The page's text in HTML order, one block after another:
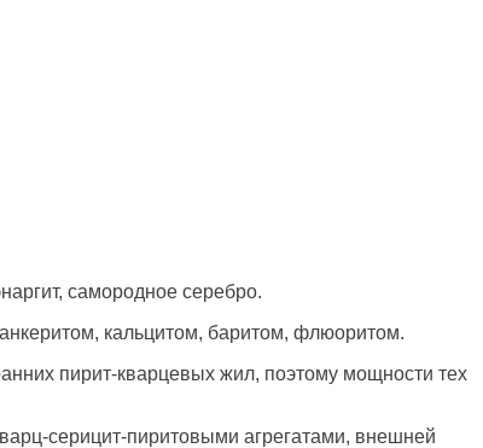
самородное серебро.
кальцитом, баритом, флюоритом.
пирит-кварцевых жил, поэтому мощности тех
серицит-пиритовыми агрегатами, внешней